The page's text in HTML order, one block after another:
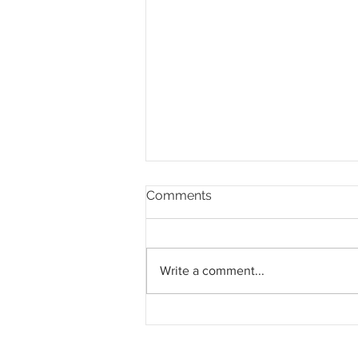
Comments
Write a comment...